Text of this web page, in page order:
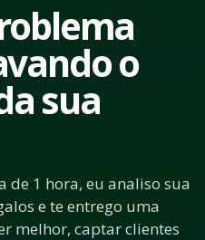
o
sua
de 1 hora, eu analiso sua
e te entrego uma
melhor, captar clientes